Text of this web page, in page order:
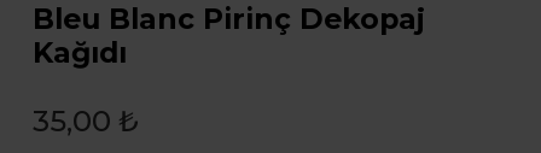
Bleu Blanc Pirinç Dekopaj
Kağıdı
35,00 ₺